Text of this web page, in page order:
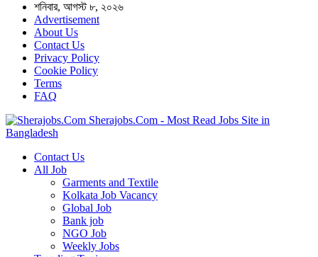
শনিবার, আগস্ট ৮, ২০২৬
Advertisement
About Us
Contact Us
Privacy Policy
Cookie Policy
Terms
FAQ
Sherajobs.Com - Most Read Jobs Site in
Bangladesh
Contact Us
All Job
Garments and Textile
Kolkata Job Vacancy
Global Job
Bank job
NGO Job
Weekly Jobs